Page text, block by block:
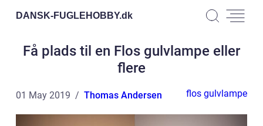
DANSK-FUGLEHOBBY.dk
Få plads til en Flos gulvlampe eller
flere
01 May 2019 Thomas Andersen flos gulvlampe